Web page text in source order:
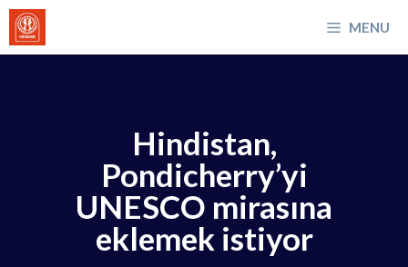
İçeriğe
atla
MENU
Hindistan,
Pondicherry’yi
UNESCO mirasına
eklemek istiyor